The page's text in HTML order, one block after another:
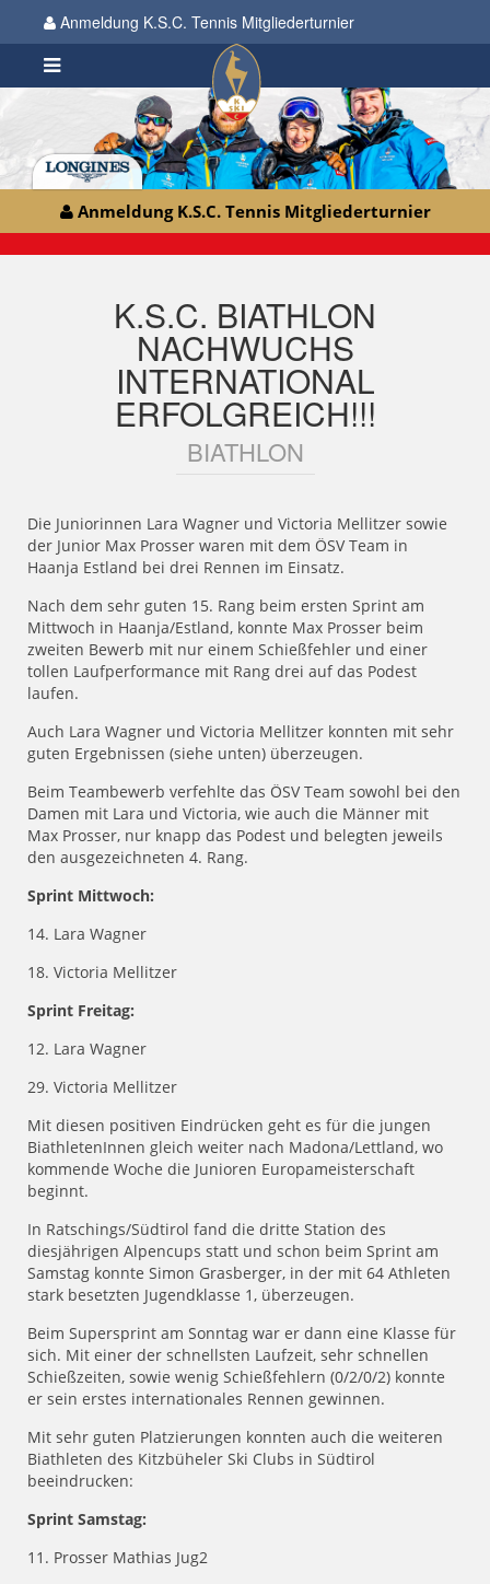
Anmeldung K.S.C. Tennis Mitgliederturnier
Anmeldung K.S.C. Tennis Mitgliederturnier
K.S.C. BIATHLON
NACHWUCHS
INTERNATIONAL
ERFOLGREICH!!!
BIATHLON
Die Juniorinnen Lara Wagner und Victoria Mellitzer sowie
der Junior Max Prosser waren mit dem ÖSV Team in
Haanja Estland bei drei Rennen im Einsatz.
Nach dem sehr guten 15. Rang beim ersten Sprint am
Mittwoch in Haanja/Estland, konnte Max Prosser beim
zweiten Bewerb mit nur einem Schießfehler und einer
tollen Laufperformance mit Rang drei auf das Podest
laufen.
Auch Lara Wagner und Victoria Mellitzer konnten mit sehr
guten Ergebnissen (siehe unten) überzeugen.
Beim Teambewerb verfehlte das ÖSV Team sowohl bei den
Damen mit Lara und Victoria, wie auch die Männer mit
Max Prosser, nur knapp das Podest und belegten jeweils
den ausgezeichneten 4. Rang.
Sprint Mittwoch:
14. Lara Wagner
18. Victoria Mellitzer
Sprint Freitag:
12. Lara Wagner
29. Victoria Mellitzer
Mit diesen positiven Eindrücken geht es für die jungen
BiathletenInnen gleich weiter nach Madona/Lettland, wo
kommende Woche die Junioren Europameisterschaft
beginnt.
In Ratschings/Südtirol fand die dritte Station des
diesjährigen Alpencups statt und schon beim Sprint am
Samstag konnte Simon Grasberger, in der mit 64 Athleten
stark besetzten Jugendklasse 1, überzeugen.
Beim Supersprint am Sonntag war er dann eine Klasse für
sich. Mit einer der schnellsten Laufzeit, sehr schnellen
Schießzeiten, sowie wenig Schießfehlern (0/2/0/2) konnte
er sein erstes internationales Rennen gewinnen.
Mit sehr guten Platzierungen konnten auch die weiteren
Biathleten des Kitzbüheler Ski Clubs in Südtirol
beeindrucken:
Sprint Samstag:
11. Prosser Mathias Jug2